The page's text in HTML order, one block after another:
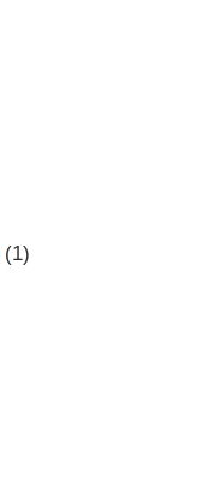
(1)